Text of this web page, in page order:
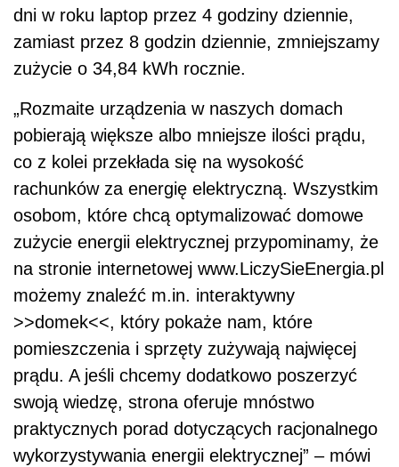
dni w roku laptop przez 4 godziny dziennie,
zamiast przez 8 godzin dziennie, zmniejszamy
zużycie o 34,84 kWh rocznie.
„Rozmaite urządzenia w naszych domach
pobierają większe albo mniejsze ilości prądu,
co z kolei przekłada się na wysokość
rachunków za energię elektryczną. Wszystkim
osobom, które chcą optymalizować domowe
zużycie energii elektrycznej przypominamy, że
na stronie internetowej www.LiczySieEnergia.pl
możemy znaleźć m.in. interaktywny
>>domek<<, który pokaże nam, które
pomieszczenia i sprzęty zużywają najwięcej
prądu. A jeśli chcemy dodatkowo poszerzyć
swoją wiedzę, strona oferuje mnóstwo
praktycznych porad dotyczących racjonalnego
wykorzystywania energii elektrycznej” – mówi